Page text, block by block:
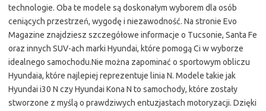
technologie. Oba te modele są doskonałym wyborem dla osób
ceniących przestrzeń, wygodę i niezawodność. Na stronie Evo
Magazine znajdziesz szczegółowe informacje o Tucsonie, Santa Fe
oraz innych SUV-ach marki Hyundai, które pomogą Ci w wyborze
idealnego samochodu.Nie można zapominać o sportowym obliczu
Hyundaia, które najlepiej reprezentuje linia N. Modele takie jak
Hyundai i30 N czy Hyundai Kona N to samochody, które zostały
stworzone z myślą o prawdziwych entuzjastach motoryzacji. Dzięki